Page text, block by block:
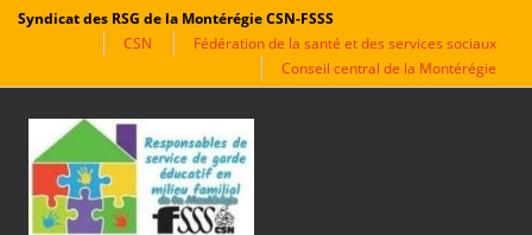
Syndicat des RSG de la Montérégie CSN-FSSS
CSN
Fédération de la santé et des services sociaux
Conseil central de la Montérégie
contenu